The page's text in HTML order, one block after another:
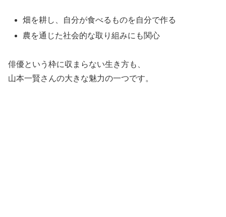
畑を耕し、自分が食べるものを自分で作る
農を通じた社会的な取り組みにも関心
俳優という枠に収まらない生き方も、
山本一賢さんの大きな魅力の一つです。